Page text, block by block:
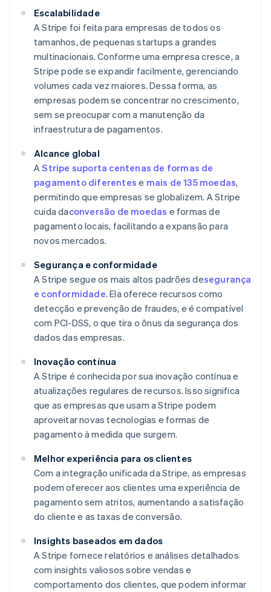
Escalabilidade
A Stripe foi feita para empresas de todos os
tamanhos, de pequenas startups a grandes
multinacionais. Conforme uma empresa cresce, a
Stripe pode se expandir facilmente, gerenciando
volumes cada vez maiores. Dessa forma, as
empresas podem se concentrar no crescimento,
sem se preocupar com a manutenção da
infraestrutura de pagamentos.
Alcance global
AStripe suporta centenas de formas de
pagamento diferentes e mais de 135 moedas,
permitindo que empresas se globalizem. A Stripe
cuida daconversão de moedas e formas de
pagamento locais, facilitando a expansão para
novos mercados.
Segurança e conformidade
A Stripe segue os mais altos padrões desegurança
e conformidade. Ela oferece recursos como
detecção e prevenção de fraudes, e é compatível
com PCI-DSS, o que tira o ônus da segurança dos
dados das empresas.
Inovação contínua
A Stripe é conhecida por sua inovação contínua e
atualizações regulares de recursos. Isso significa
que as empresas que usam a Stripe podem
aproveitar novas tecnologias e formas de
pagamento à medida que surgem.
Melhor experiência para os clientes
Com a integração unificada da Stripe, as empresas
podem oferecer aos clientes uma experiência de
pagamento sem atritos, aumentando a satisfação
do cliente e as taxas de conversão.
Insights baseados em dados
A Stripe fornece relatórios e análises detalhados
com insights valiosos sobre vendas e
comportamento dos clientes, que podem informar